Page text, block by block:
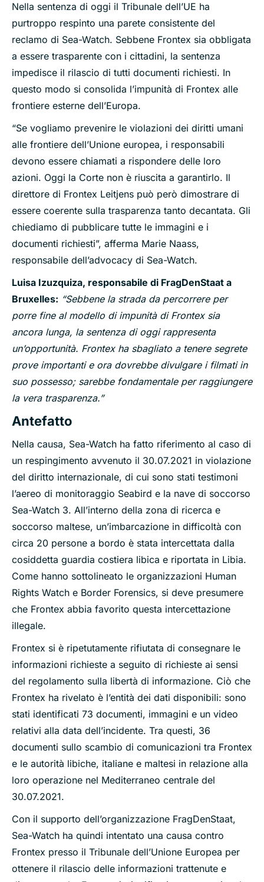
Nella sentenza di oggi il Tribunale dell’UE ha
purtroppo respinto una parete consistente del
reclamo di Sea-Watch. Sebbene Frontex sia obbligata
a essere trasparente con i cittadini, la sentenza
impedisce il rilascio di tutti documenti richiesti. In
questo modo si consolida l’impunità di Frontex alle
frontiere esterne dell’Europa.
“Se vogliamo prevenire le violazioni dei diritti umani
alle frontiere dell’Unione europea, i responsabili
devono essere chiamati a rispondere delle loro
azioni. Oggi la Corte non è riuscita a garantirlo. Il
direttore di Frontex Leitjens può però dimostrare di
essere coerente sulla trasparenza tanto decantata. Gli
chiediamo di pubblicare tutte le immagini e i
documenti richiesti”, afferma Marie Naass,
responsabile dell’advocacy di Sea-Watch.
Luisa Izuzquiza, responsabile di FragDenStaat a
Bruxelles: “Sebbene la strada da percorrere per
porre fine al modello di impunità di Frontex sia
ancora lunga, la sentenza di oggi rappresenta
un’opportunità. Frontex ha sbagliato a tenere segrete
prove importanti e ora dovrebbe divulgare i filmati in
suo possesso; sarebbe fondamentale per raggiungere
la vera trasparenza.”
Antefatto
Nella causa, Sea-Watch ha fatto riferimento al caso di
un respingimento avvenuto il 30.07.2021 in violazione
del diritto internazionale, di cui sono stati testimoni
l’aereo di monitoraggio Seabird e la nave di soccorso
Sea-Watch 3. All’interno della zona di ricerca e
soccorso maltese, un’imbarcazione in difficoltà con
circa 20 persone a bordo è stata intercettata dalla
cosiddetta guardia costiera libica e riportata in Libia.
Come hanno sottolineato le organizzazioni Human
Rights Watch e Border Forensics, si deve presumere
che Frontex abbia favorito questa intercettazione
illegale.
Frontex si è ripetutamente rifiutata di consegnare le
informazioni richieste a seguito di richieste ai sensi
del regolamento sulla libertà di informazione. Ciò che
Frontex ha rivelato è l’entità dei dati disponibili: sono
stati identificati 73 documenti, immagini e un video
relativi alla data dell’incidente. Tra questi, 36
documenti sullo scambio di comunicazioni tra Frontex
e le autorità libiche, italiane e maltesi in relazione alla
loro operazione nel Mediterraneo centrale del
30.07.2021.
Con il supporto dell’organizzazione FragDenStaat,
Sea-Watch ha quindi intentato una causa contro
Frontex presso il Tribunale dell’Unione Europea per
ottenere il rilascio delle informazioni trattenute e